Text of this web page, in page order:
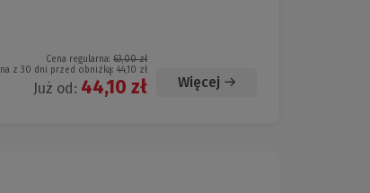
Cena regularna: 63,00 zł
z 30 dni przed obniżką: 44,10 zł
Już od: 44,10 zł Więcej